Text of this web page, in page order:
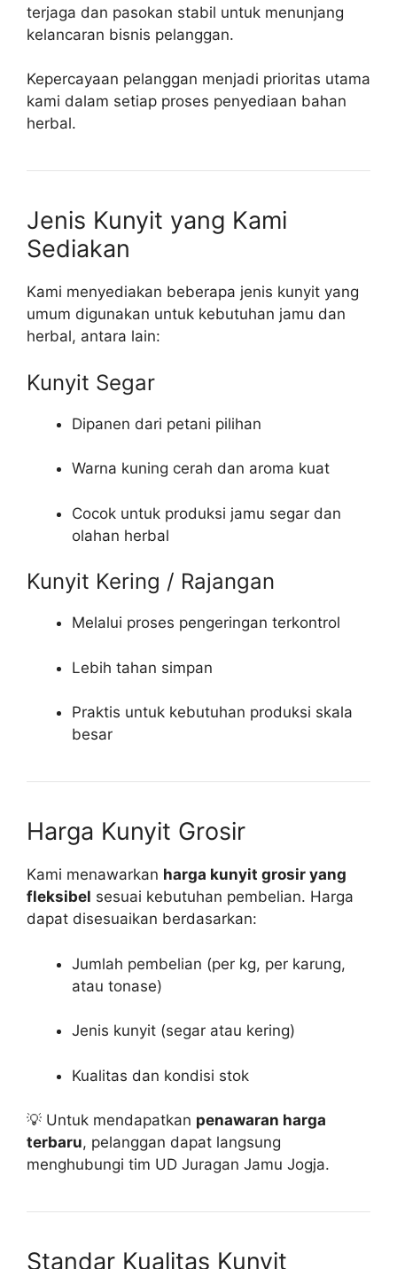
terjaga dan pasokan stabil untuk menunjang
kelancaran bisnis pelanggan.
Kepercayaan pelanggan menjadi prioritas utama
kami dalam setiap proses penyediaan bahan
herbal.
Jenis Kunyit yang Kami
Sediakan
Kami menyediakan beberapa jenis kunyit yang
umum digunakan untuk kebutuhan jamu dan
herbal, antara lain:
Kunyit Segar
Dipanen dari petani pilihan
Warna kuning cerah dan aroma kuat
Cocok untuk produksi jamu segar dan
olahan herbal
Kunyit Kering / Rajangan
Melalui proses pengeringan terkontrol
Lebih tahan simpan
Praktis untuk kebutuhan produksi skala
besar
Harga Kunyit Grosir
Kami menawarkan harga kunyit grosir yang
fleksibel sesuai kebutuhan pembelian. Harga
dapat disesuaikan berdasarkan:
Jumlah pembelian (per kg, per karung,
atau tonase)
Jenis kunyit (segar atau kering)
Kualitas dan kondisi stok
💡 Untuk mendapatkan penawaran harga
terbaru, pelanggan dapat langsung
menghubungi tim UD Juragan Jamu Jogja.
Standar Kualitas Kunyit